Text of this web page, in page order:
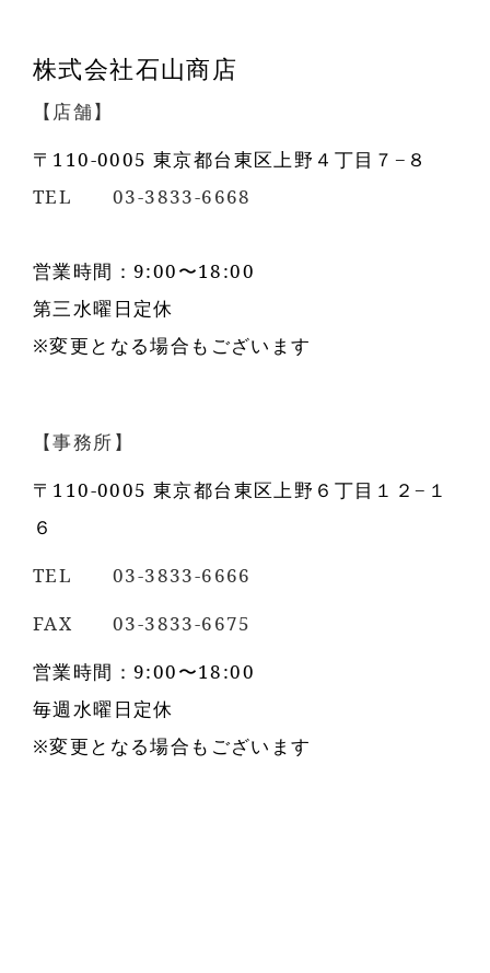
株式会社石山商店
【店舗】
〒110-0005 東京都台東区上野４丁目７−８
TEL 03-3833-6668
営業時間：9:00〜18:00
第三水曜日定休
※変更となる場合もございます
【事務所】
〒110-0005 東京都台東区上野６丁目１２−１
６
TEL 03-3833-6666
FAX 03-3833-6675
営業時間：9:00〜18:00
毎週水曜日定休
※変更となる場合もございます